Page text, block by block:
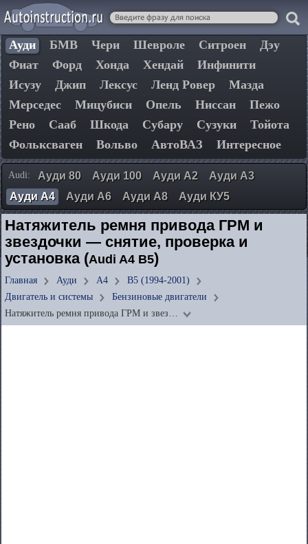
Ауди БМВ Чери Шевроле Ситроен
Дэу
Фиат
Форд Хонда Хендай
Инфинити
Исузу
Джип Лексус Ленд Ровер
Мазда
Мерседес
Мицубиси Опель Ниссан
Пежо
Рено
Сааб Шкода Субару Сузуки
Тойота
Фольксваген
Вольво АвтоВАЗ Интересное
Audi: Ауди 80 Ауди 100 Ауди А2
Ауди А3
Ауди А4
Ауди А6 Ауди А8 Ауди КУ5
Натяжитель ремня привода ГРМ и
звездочки — снятие, проверка и
установка (Audi A4 B5)
Главная Ауди А4
B5 (1994-2001)
Двигатель и системы
Бензиновые двигатели
Натяжитель ремня привода ГРМ и звез…